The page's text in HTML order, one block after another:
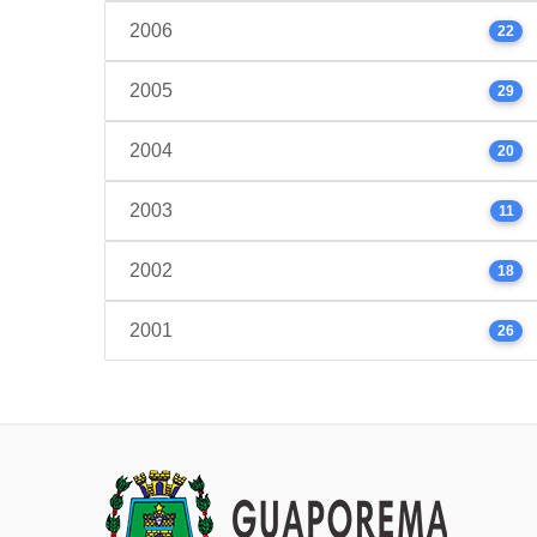
2006 22
2005 29
2004 20
2003 11
2002 18
2001 26